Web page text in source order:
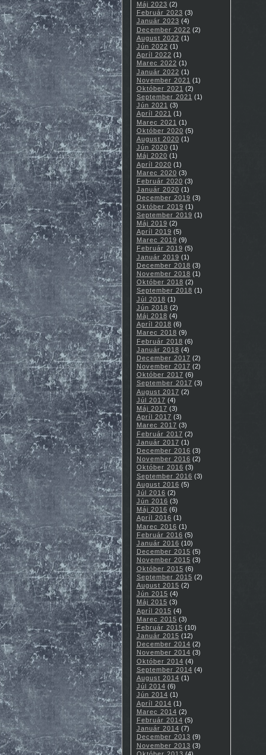
Máj 2023 (2)
Február 2023 (3)
Január 2023 (4)
December 2022 (2)
August 2022 (1)
Jún 2022 (1)
Apríl 2022 (1)
Marec 2022 (1)
Január 2022 (1)
November 2021 (1)
Október 2021 (2)
September 2021 (1)
Jún 2021 (3)
Apríl 2021 (1)
Marec 2021 (1)
Október 2020 (5)
August 2020 (1)
Jún 2020 (1)
Máj 2020 (1)
Apríl 2020 (1)
Marec 2020 (3)
Február 2020 (3)
Január 2020 (1)
December 2019 (3)
Október 2019 (1)
September 2019 (1)
Máj 2019 (2)
Apríl 2019 (5)
Marec 2019 (9)
Február 2019 (5)
Január 2019 (1)
December 2018 (3)
November 2018 (1)
Október 2018 (2)
September 2018 (1)
Júl 2018 (1)
Jún 2018 (2)
Máj 2018 (4)
Apríl 2018 (6)
Marec 2018 (9)
Február 2018 (6)
Január 2018 (4)
December 2017 (2)
November 2017 (2)
Október 2017 (6)
September 2017 (3)
August 2017 (2)
Júl 2017 (4)
Máj 2017 (3)
Apríl 2017 (3)
Marec 2017 (3)
Február 2017 (2)
Január 2017 (1)
December 2016 (3)
November 2016 (2)
Október 2016 (3)
September 2016 (3)
August 2016 (5)
Júl 2016 (2)
Jún 2016 (3)
Máj 2016 (6)
Apríl 2016 (1)
Marec 2016 (1)
Február 2016 (5)
Január 2016 (10)
December 2015 (5)
November 2015 (3)
Október 2015 (6)
September 2015 (2)
August 2015 (2)
Jún 2015 (4)
Máj 2015 (3)
Apríl 2015 (4)
Marec 2015 (3)
Február 2015 (10)
Január 2015 (12)
December 2014 (2)
November 2014 (3)
Október 2014 (4)
September 2014 (4)
August 2014 (1)
Júl 2014 (6)
Jún 2014 (1)
Apríl 2014 (1)
Marec 2014 (2)
Február 2014 (5)
Január 2014 (7)
December 2013 (9)
November 2013 (3)